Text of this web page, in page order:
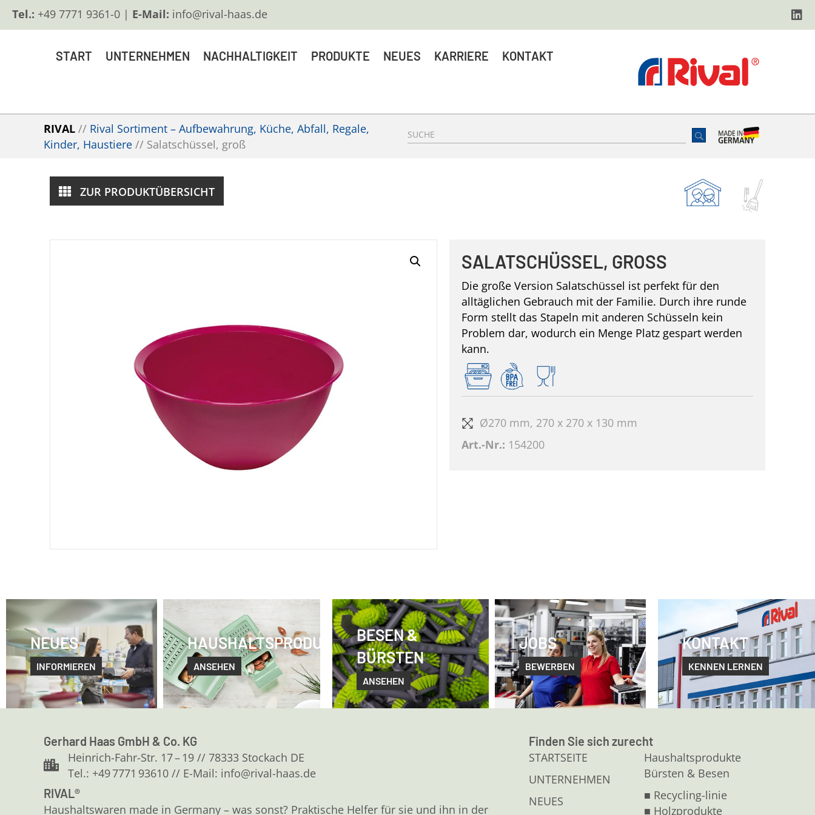
Tel.: +49 7771 9361-0 | E-Mail: info@rival-haas.de
START UNTERNEHMEN NACHHALTIGKEIT PRODUKTE NEUES KARRIERE KONTAKT
RIVAL // Rival Sortiment – Aufbewahrung, Küche, Abfall, Regale,
Kinder, Haustiere // Salatschüssel, groß
ZUR PRODUKTÜBERSICHT
SALATSCHÜSSEL, GROSS
Die große Version Salatschüssel ist perfekt für den
alltäglichen Gebrauch mit der Familie. Durch ihre runde
Form stellt das Stapeln mit anderen Schüsseln kein
Problem dar, wodurch ein Menge Platz gespart werden
kann.
Ø270 mm, 270 x 270 x 130 mm
Art.-Nr.: 154200
NEUES
INFORMIEREN
HAUSHALTSPRODUKTE
ANSEHEN
BESEN &
BÜRSTEN
ANSEHEN
JOBS
BEWERBEN
KONTAKT
KENNEN LERNEN
Gerhard Haas GmbH & Co. KG
Heinrich-Fahr-Str. 17 – 19 // 78333 Stockach DE
Tel.: +49 7771 93610 // E-Mail: info@rival-haas.de
RIVAL®
Haushaltswaren made in Germany – was sonst? Praktische Helfer für sie und ihn in der
Finden Sie sich zurecht
STARTSEITE
UNTERNEHMEN
NEUES
Haushaltsprodukte
Bürsten & Besen
■ Recycling-linie
■ Holzprodukte